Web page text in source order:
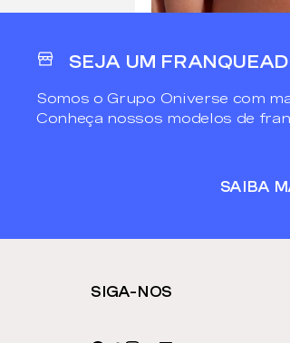
SEJA UM
Somos o Grupo Oniverse com
Conheça nossos modelos de
SAIBA
SIGA-NOS